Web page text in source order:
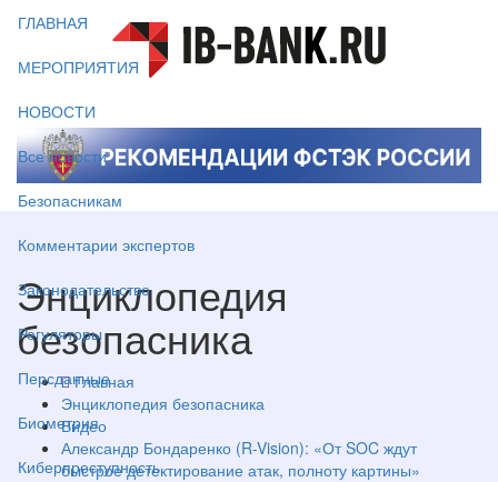
ГЛАВНАЯ
МЕРОПРИЯТИЯ
НОВОСТИ
Все новости
Безопасникам
Комментарии экспертов
Законодательство
Регуляторы
Персданные
Биометрия
Киберпреступность
Энциклопедия
безопасника
Главная
Энциклопедия безопасника
Видео
Александр Бондаренко (R-Vision): «От SOC ждут
быстрое детектирование атак, полноту картины»